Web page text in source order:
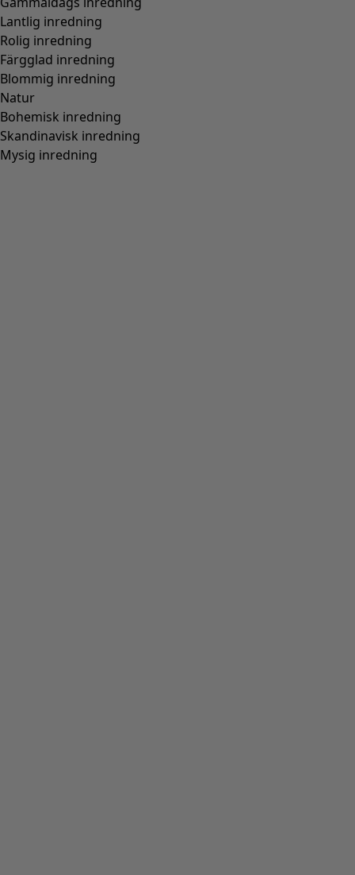
Lantlig inredning
Rolig inredning
Färgglad inredning
Blommig inredning
Natur
Bohemisk inredning
Skandinavisk inredning
Mysig inredning